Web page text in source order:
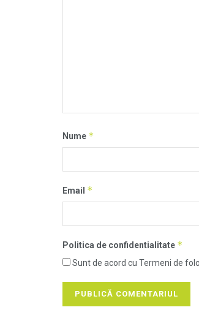
Nume *
Email *
Politica de confidentialitate *
Sunt de acord cu Termeni de